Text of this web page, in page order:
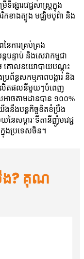
ារវេជ្ជសាស្ត្រក្នុង
កខាងត្បូង មជ្ឈិមបូព៌ា និង
ការគ្រប់គ្រង
បន្ទាប់ និងសេវាកម្មជា
ម គោលនយោបាយបណ្តុះ
ព័ន្ធសកម្មភាពបង្ការ និង
ាផលិតផលនីមួយៗបំពេញ
ចតាមដានបាន ១០០%
នឹងបន្តកិច្ចខិតខំប្រឹង
ៃសម្ភារៈទីតានីញ៉ូមវេជ្ជ
នុងប្រទេសចិន។
ង? គុណ